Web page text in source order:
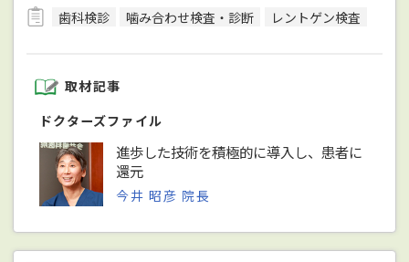
歯科検診
噛み合わせ検査・診断 レントゲン検査
取材記事
ドクターズファイル
進歩した技術を積極的に導入し、患者に
還元
今井 昭彦 院長